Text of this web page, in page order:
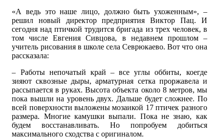
«А ведь это наше лицо, должно быть ухоженным», –
решил новый директор предприятия Виктор Пац. И
сегодня над птичкой трудится бригада из трех человек, в
том числе Евгения Сивцова, в недавнем прошлом –
учитель рисования в школе села Севрюкаево. Вот что она
рассказала:
– Работы непочатый край – все углы оббиты, коегде
зияют сквозные дыры, арматурная сетка проржавела и
рассыпается в руках. Высота объекта около 8 метров, мы
пока вышли на уровень двух. Дальше будет сложнее. По
всей поверхности выложены мозаикой 17 птичек разного
размера. Многие камушки выпали. Пока не знаю, как
будем восстанавливать. Но попробуем добиться
максимального сходства с оригиналом.